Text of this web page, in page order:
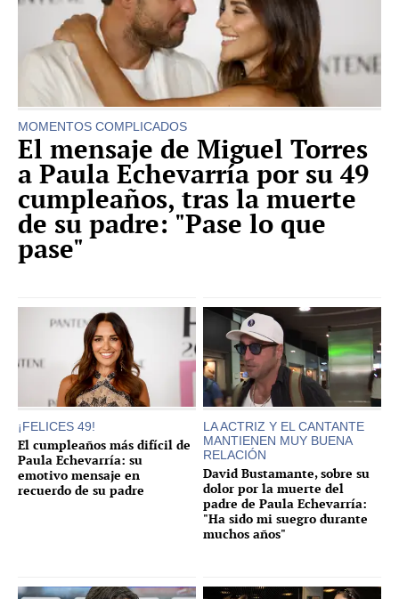
MOMENTOS COMPLICADOS
El mensaje de Miguel Torres
a Paula Echevarría por su 49
cumpleaños, tras la muerte
de su padre: "Pase lo que
pase"
¡FELICES 49!
El cumpleaños más difícil de
Paula Echevarría: su
emotivo mensaje en
recuerdo de su padre
LA ACTRIZ Y EL CANTANTE
MANTIENEN MUY BUENA
RELACIÓN
David Bustamante, sobre su
dolor por la muerte del
padre de Paula Echevarría:
"Ha sido mi suegro durante
muchos años"